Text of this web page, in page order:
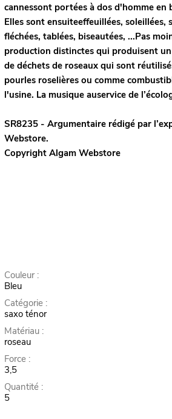
cannessont portées à dos d'homme en
Elles sont ensuiteeffeuillées, soleillées,
fléchées, tablées, biseautées, ...Pas
production distinctes qui produisent
de déchets de roseaux qui sont
pourles roselières ou comme
l'usine. La musique auservice de
SR8235 - Argumentaire rédigé par
Webstore.
Copyright Algam Webstore
Couleur :
Bleu
Catégorie :
saxo ténor
Matériau :
roseau
Force :
3,5
Quantité :
5